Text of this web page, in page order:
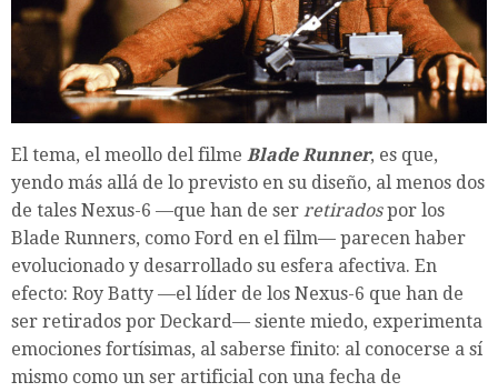
El tema, el meollo del filme Blade Runner, es que,
yendo más allá de lo previsto en su diseño, al menos dos
de tales Nexus-6 —que han de ser retiradospor los
Blade Runners, como Ford en el film— parecen haber
evolucionado y desarrollado su esfera afectiva. En
efecto: Roy Batty —el líder de los Nexus-6 que han de
ser retirados por Deckard— siente miedo, experimenta
emociones fortísimas, al saberse finito: al conocerse a sí
mismo como un ser artificial con una fecha de